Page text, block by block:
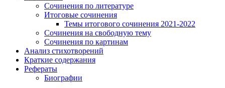
Сочинения по литературе
Итоговые сочинения
Темы итогового сочинения 2021-2022
Сочинения на свободную тему
Сочинения по картинам
Анализ стихотворений
Краткие содержания
Рефераты
Биографии